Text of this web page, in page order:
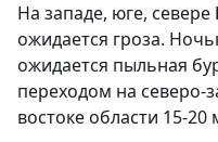
На западе, юге, севере
ожидается гроза.
ожидается пыльная
переходом на северо-
востоке области 15-20